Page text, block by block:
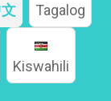
Tagalog
Kiswahili